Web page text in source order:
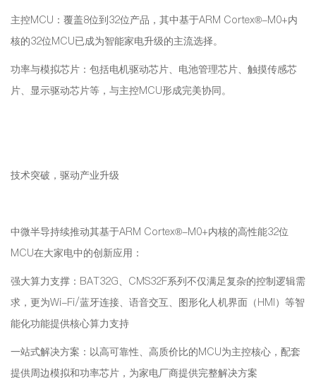
主控MCU：覆盖8位到32位产品，其中基于ARM Cortex®-M0+内
核的32位MCU已成为智能家电升级的主流选择。
功率与模拟芯片：包括电机驱动芯片、电池管理芯片、触摸传感芯
片、显示驱动芯片等，与主控MCU形成完美协同。
技术突破，驱动产业升级
中微半导持续推动其基于ARM Cortex®-M0+内核的高性能32位
MCU在大家电中的创新应用：
强大算力支撑：BAT32G、CMS32F系列不仅满足复杂的控制逻辑需
求，更为Wi-Fi/蓝牙连接、语音交互、图形化人机界面（HMI）等智
能化功能提供核心算力支持
一站式解决方案：以高可靠性、高质价比的MCU为主控核心，配套
提供周边模拟和功率芯片，为家电厂商提供完整解决方案